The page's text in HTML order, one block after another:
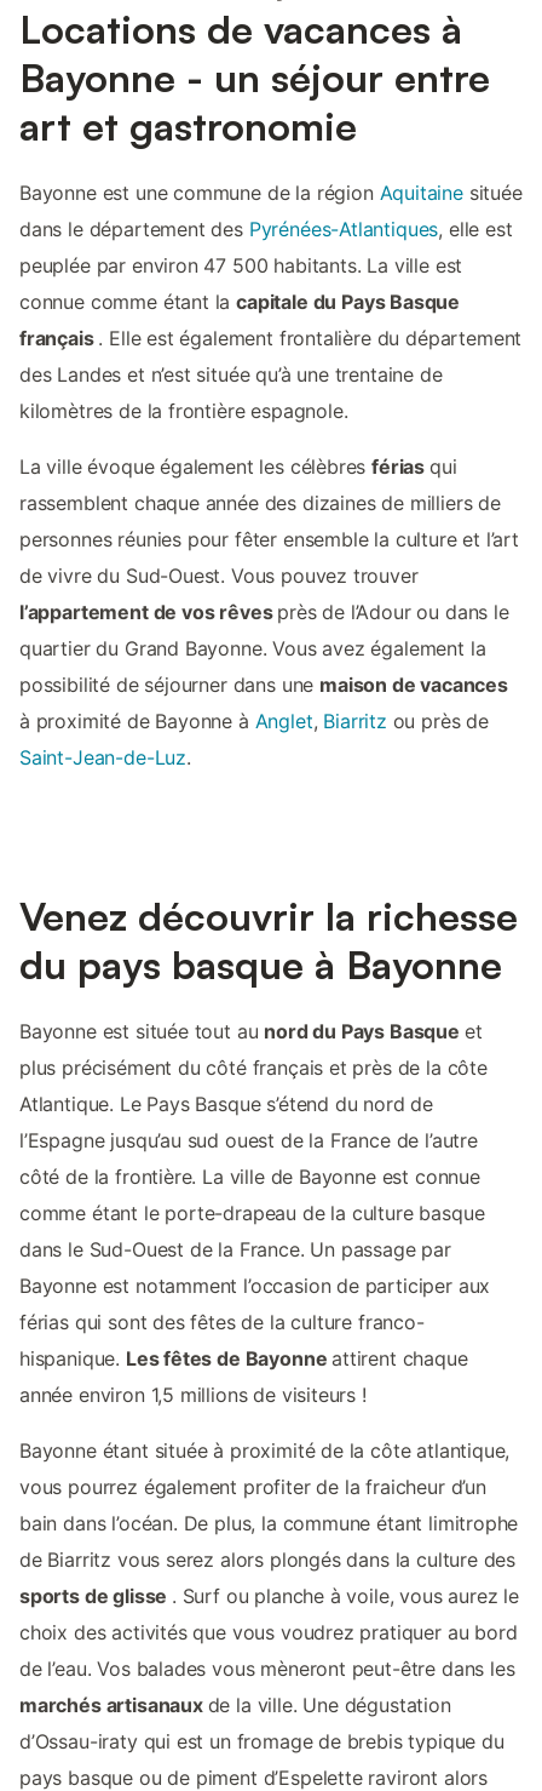
Locations de vacances à
Bayonne - un séjour entre
art et gastronomie
Bayonne est une commune de la région Aquitainesituée
dans le département des Pyrénées-Atlantiques, elle est
peuplée par environ 47 500 habitants. La ville est
connue comme étant lacapitale du Pays Basque
français . Elle est également frontalière du département
des Landes et n’est située qu’à une trentaine de
kilomètres de la frontière espagnole.
La ville évoque également les célèbresférias qui
rassemblent chaque année des dizaines de milliers de
personnes réunies pour fêter ensemble la culture et l’art
de vivre du Sud-Ouest. Vous pouvez trouver
l’appartement de vos rêves près de l’Adour ou dans le
quartier du Grand Bayonne. Vous avez également la
possibilité de séjourner dans une maison de vacances
à proximité de Bayonne à Anglet, Biarritz ou près de
Saint-Jean-de-Luz.
Venez découvrir la richesse
du pays basque à Bayonne
Bayonne est située tout au nord du Pays Basque et
plus précisément du côté français et près de la côte
Atlantique. Le Pays Basque s’étend du nord de
l’Espagne jusqu’au sud ouest de la France de l’autre
côté de la frontière. La ville de Bayonne est connue
comme étant le porte-drapeau de la culture basque
dans le Sud-Ouest de la France. Un passage par
Bayonne est notamment l’occasion de participer aux
férias qui sont des fêtes de la culture franco-
hispanique. Les fêtes de Bayonneattirent chaque
année environ 1,5 millions de visiteurs !
Bayonne étant située à proximité de la côte atlantique,
vous pourrez également profiter de la fraicheur d’un
bain dans l’océan. De plus, la commune étant limitrophe
de Biarritz vous serez alors plongés dans la culture des
sports de glisse . Surf ou planche à voile, vous aurez le
choix des activités que vous voudrez pratiquer au bord
de l’eau. Vos balades vous mèneront peut-être dans les
marchés artisanaux de la ville. Une dégustation
d’Ossau-iraty qui est un fromage de brebis typique du
pays basque ou de piment d’Espelette raviront alors